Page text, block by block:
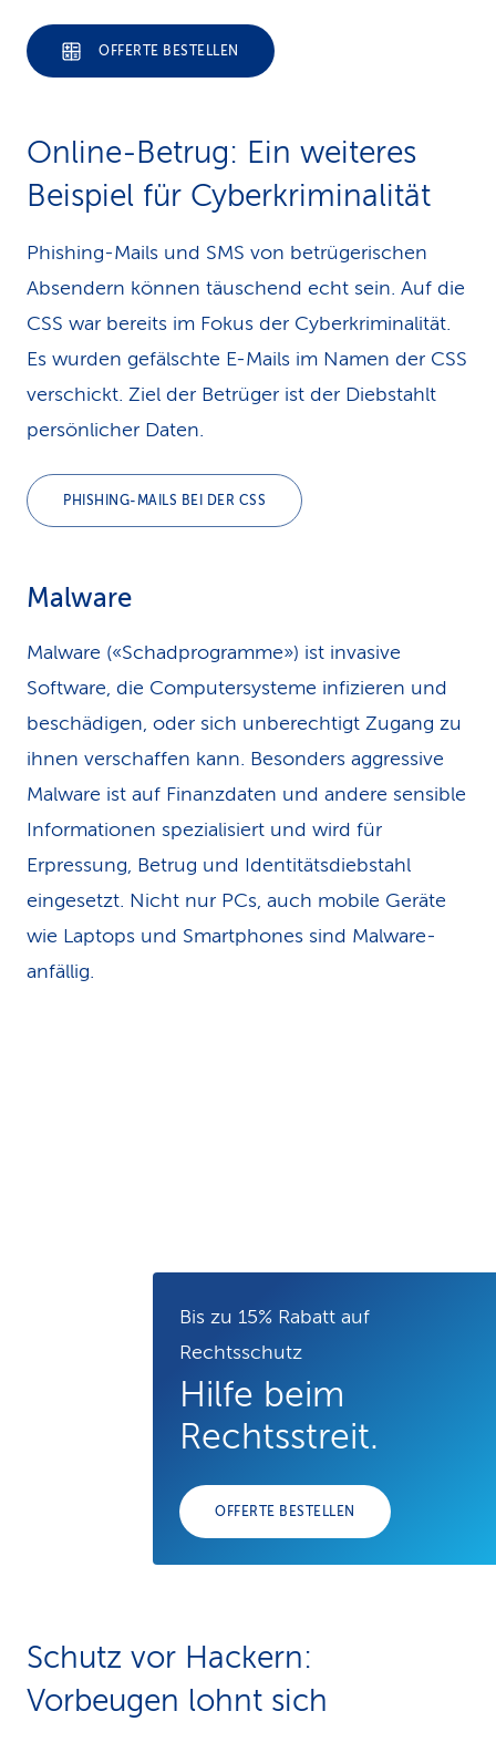
OFFERTE BESTELLEN
Online-Betrug: Ein weiteres
Beispiel für Cyberkriminalität
Phishing-Mails und SMS von betrügerischen
Absendern können täuschend echt sein. Auf die
CSS war bereits im Fokus der Cyberkriminalität.
Es wurden gefälschte E-Mails im Namen der CSS
verschickt. Ziel der Betrüger ist der Diebstahlt
persönlicher Daten.
PHISHING-MAILS BEI DER CSS
Malware
Malware («Schadprogramme») ist invasive
Software, die Computersysteme infizieren und
beschädigen, oder sich unberechtigt Zugang zu
ihnen verschaffen kann. Besonders aggressive
Malware ist auf Finanzdaten und andere sensible
Informationen spezialisiert und wird für
Erpressung, Betrug und Identitätsdiebstahl
eingesetzt. Nicht nur PCs, auch mobile Geräte
wie Laptops und Smartphones sind Malware-
anfällig.
Bis zu 15% Rabatt auf
Rechtsschutz
Hilfe beim
Rechtsstreit.
OFFERTE BESTELLEN
Schutz vor Hackern:
Vorbeugen lohnt sich